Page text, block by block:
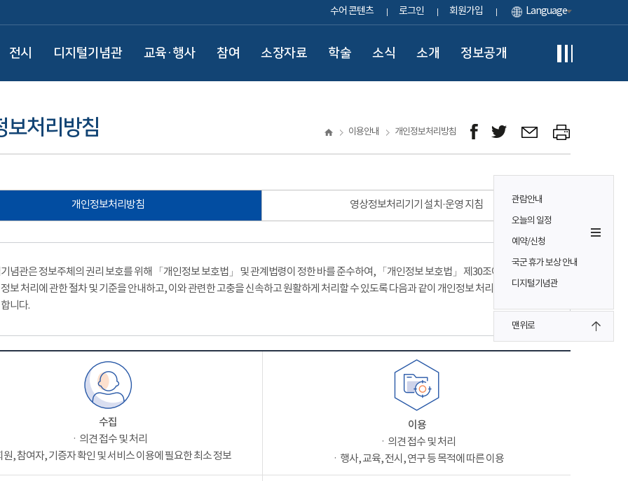
수어 콘텐츠 로그인 회원가입 Language
전시 디지털기념관 교육·행사 참여 소장자료 학술 소식 소개 정보공개
관람안내
오늘의 일정
예약/신청
국군 휴가 보상 안내
디지털기념관
맨위로
보처리방침 이용안내 개인정보처리방침
개인정보처리방침 영상정보처리기기 설치·운영 지침
념관은 정보주체의 권리 보호를 위해 「개인정보 보호법」 및 관계법령이 정한 바를 준수하여, 「개인정보 보호법」 제30조에 따라
보 처리에 관한 절차 및 기준을 안내하고, 이와 관련한 고충을 신속하고 원활하게 처리할 수 있도록 다음과 같이 개인정보 처리방침을
니다.
수집
ㆍ의견 접수 및 처리
원, 참여자, 기증자 확인 및 서비스 이용에 필요한 최소 정보
이용
ㆍ의견 접수 및 처리
ㆍ행사, 교육, 전시, 연구 등 목적에 따른 이용